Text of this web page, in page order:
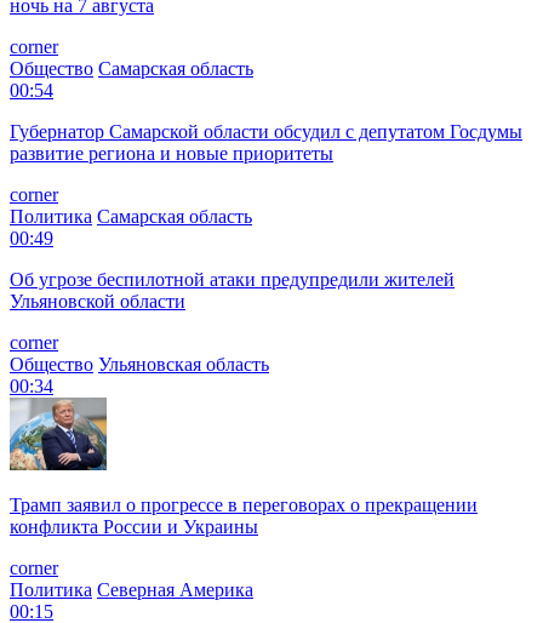
ночь на 7 августа
corner
Общество Самарская область
00:54
Губернатор Самарской области обсудил с депутатом Госдумы
развитие региона и новые приоритеты
corner
Политика Самарская область
00:49
Об угрозе беспилотной атаки предупредили жителей
Ульяновской области
corner
Общество Ульяновская область
00:34
Трамп заявил о прогрессе в переговорах о прекращении
конфликта России и Украины
corner
Политика Северная Америка
00:15